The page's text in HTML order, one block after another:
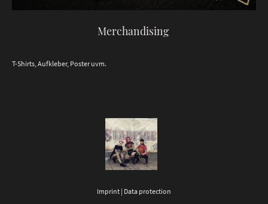
Merchandising
T-Shirts, Aufkleber, Poster uvm.
Imprint | Data protection